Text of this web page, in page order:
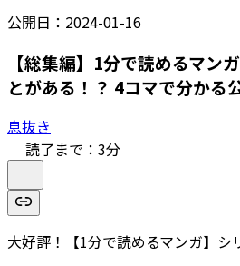
公開日： 2024-01-16
【総集編】1分で読めるマ
とがある！？ 4コマで分かる
息抜き
読了まで： 3分
大好評！【1分で読めるマンガ】シ